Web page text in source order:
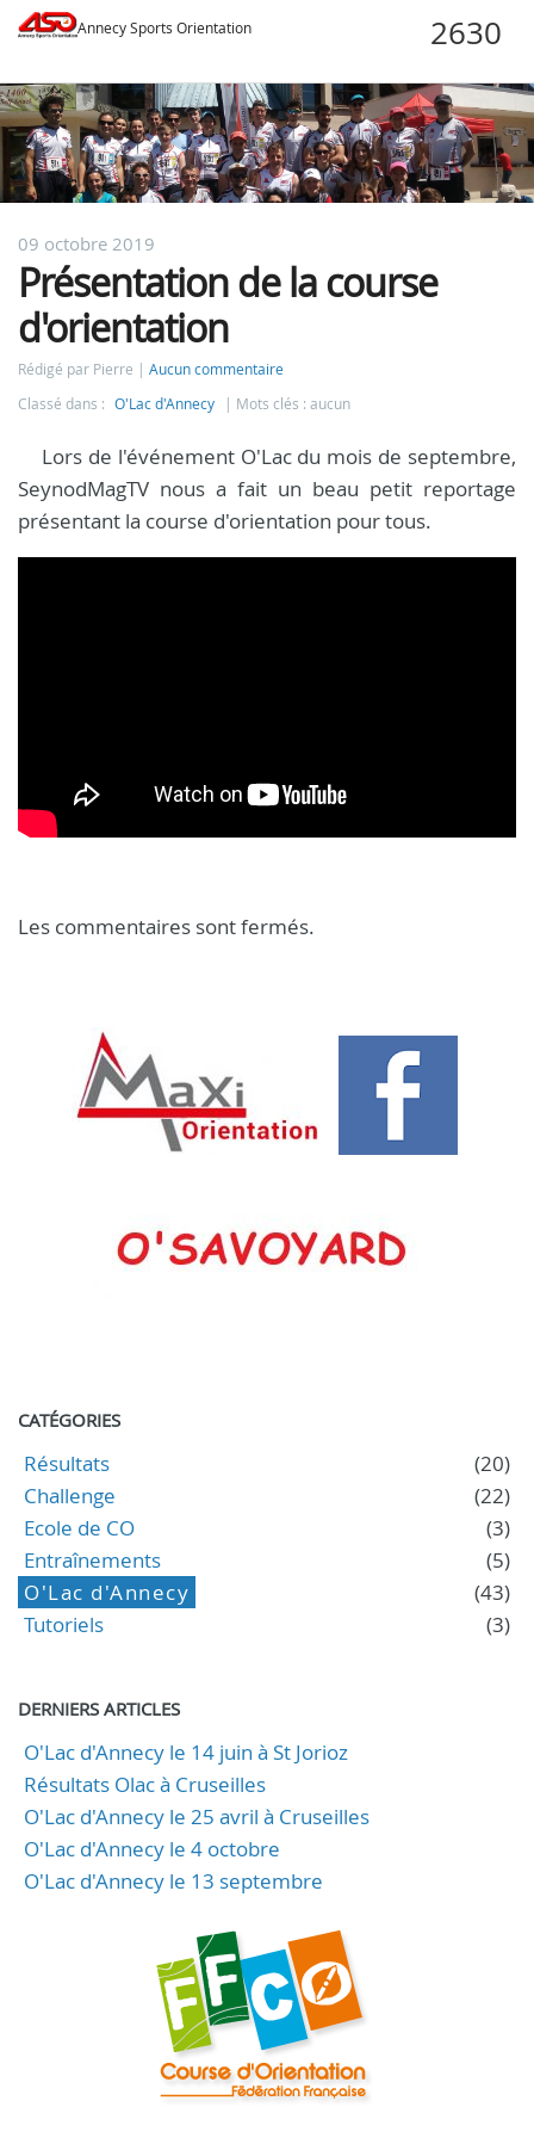
Annecy Sports Orientation
09 octobre 2019
Présentation de la course
d'orientation
Rédigé par Pierre
Aucun commentaire
Classé dans : O'Lac d'Annecy Mots clés : aucun
Lors de l'événement O'Lac du mois de septembre,
SeynodMagTV nous a fait un beau petit reportage
présentant la course d'orientation pour tous.
Les commentaires sont fermés.
CATÉGORIES
Résultats
(20)
Challenge
(22)
Ecole de CO
(3)
Entraînements
(5)
O'Lac d'Annecy
(43)
Tutoriels
(3)
DERNIERS ARTICLES
O'Lac d'Annecy le 14 juin à St Jorioz
Résultats Olac à Cruseilles
O'Lac d'Annecy le 25 avril à Cruseilles
O'Lac d'Annecy le 4 octobre
O'Lac d'Annecy le 13 septembre